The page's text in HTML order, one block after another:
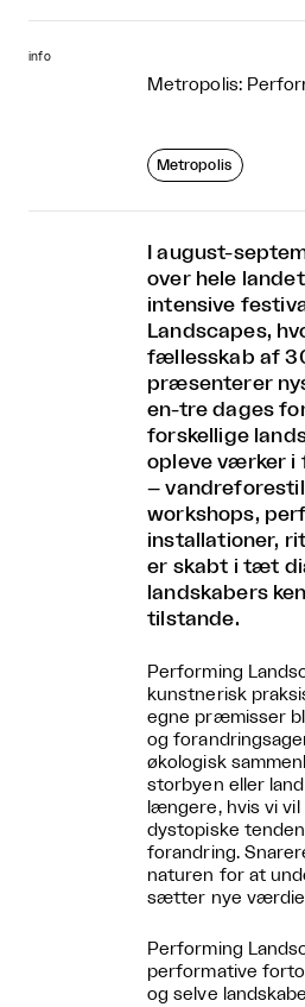
info
Metropolis:
Metropolis
I august-
over hele
intensive
Landscapes,
fællesskab af
præsenterer
en-tre dages
forskellige
opleve værker i
–
workshops,
installationer,
er skabt i tæt
landskabers
tilstande.
Performing
kunstnerisk
egne præmisser
og
økologisk
storbyen eller
længere, hvis vi
dystopiske
forandring.
naturen for at
sætter nye
Performing
performative
og selve